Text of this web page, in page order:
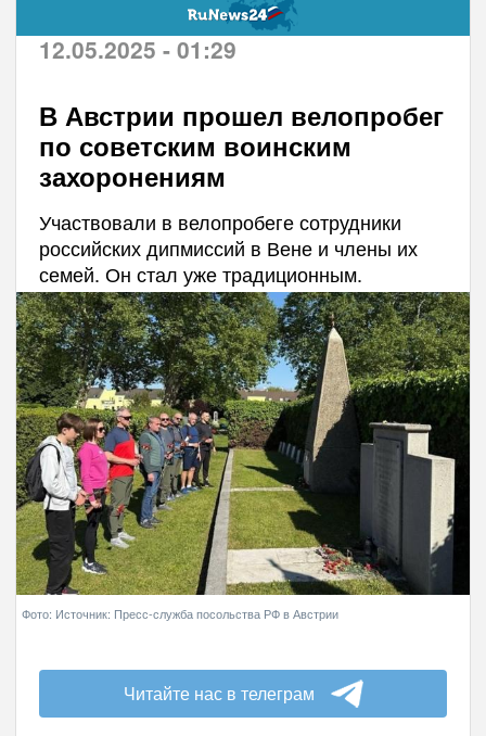
12.05.2025 - 01:29
В Австрии прошел велопробег
по советским воинским
захоронениям
Участвовали в велопробеге сотрудники
российских дипмиссий в Вене и члены их
семей. Он стал уже традиционным.
Фото: Источник: Пресс-служба посольства РФ в Австрии
Читайте нас в телеграм